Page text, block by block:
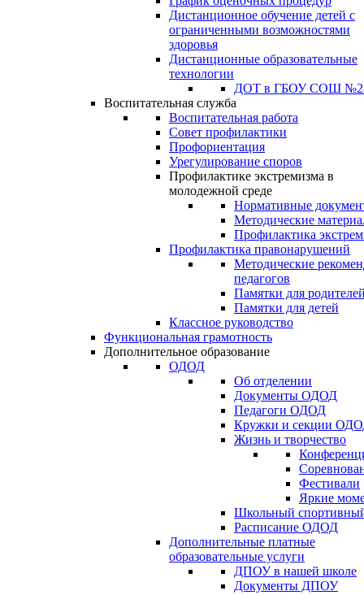
Дистанционное обучение детей с
ограниченными возможностями
здоровья
Дистанционные образовательные
технологии
ДОТ в ГБОУ СОШ
Воспитательная служба
Воспитательная работа
Совет профилактики
Профориентация
Урегулирование споров
Профилактике экстремизма в
молодежной среде
Нормативные
Методические
Профилактика
Профилактика правонарушений
Методические
педагогов
Памятки для
Памятки для детей
Классное руководство
Функциональная грамотность
Дополнительное образование
ОДОД
Об отделении
Документы ОДОД
Педагоги ОДОД
Кружки и секции
Жизнь и творчество
Фестивали
Яркие
Школьный
Расписание ОДОД
Дополнительные платные
образовательные услуги
ДПОУ в нашей школе
Документы ДПОУ